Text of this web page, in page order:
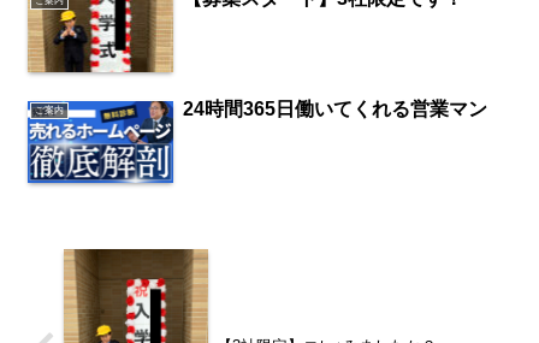
ご案内 24時間365日働いてくれる営業マン